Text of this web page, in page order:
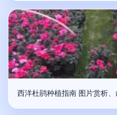
西洋杜鹃种植指南 图片赏析